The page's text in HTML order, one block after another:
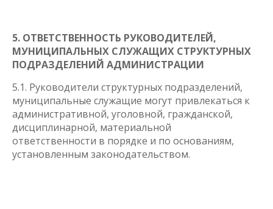
5. ОТВЕТСТВЕННОСТЬ РУКОВОДИТЕЛЕЙ,
МУНИЦИПАЛЬНЫХ СЛУЖАЩИХ СТРУКТУРНЫХ
ПОДРАЗДЕЛЕНИЙ АДМИНИСТРАЦИИ
5.1. Руководители структурных подразделений,
муниципальные служащие могут привлекаться к
административной, уголовной, гражданской,
дисциплинарной, материальной
ответственности в порядке и по основаниям,
установленным законодательством.